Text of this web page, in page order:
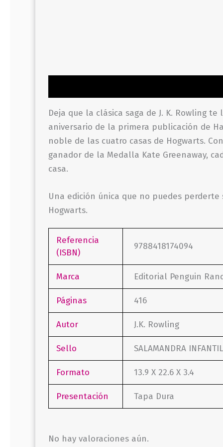
Deja que la clásica saga de J. K. Rowling
aniversario de la primera publicación de
noble de las cuatro casas de Hogwarts.
ganador de la Medalla Kate Greenaway,
casa.
Una edición única que no puedes
Hogwarts.
Referencia
(ISBN)
9788418174094
Marca Editorial Penguin
Páginas 416
Autor J.K. Rowling
Sello SALAMANDRA
Formato 13.9 X 22.6 X 3.4
Presentación Tapa Dura
No hay valoraciones aún.